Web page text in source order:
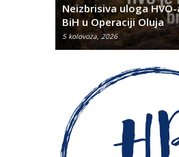
Neizbrisiva uloga
BiH u Operaciji Oluja
5 kolovoza, 2026